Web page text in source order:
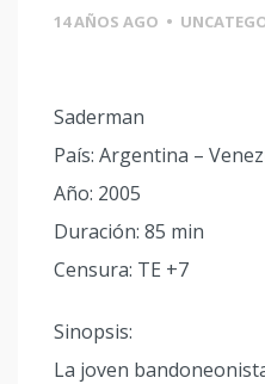
14 AÑOS AGO •
Saderman
País: Argentina –
Año: 2005
Duración: 85 min
Censura: TE +7
Sinopsis:
La joven